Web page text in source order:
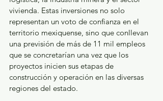
vivienda. Estas inversiones no solo
representan un voto de confianza en el
territorio mexiquense, sino que conllevan
una previsión de más de 11 mil empleos
que se concretarían una vez que los
proyectos inicien sus etapas de
construcción y operación en las diversas
regiones del estado.